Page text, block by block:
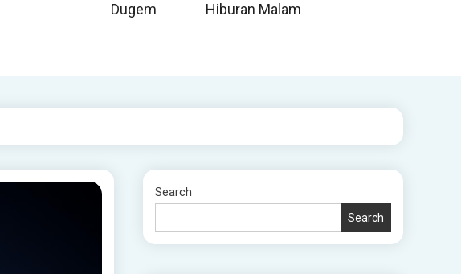
Dugem Hiburan Malam
Search
Search